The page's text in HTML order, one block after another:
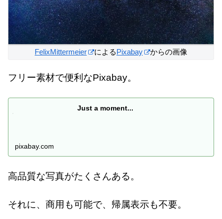
FelixMittermeier によるPixabay からの画像
フリー素材で便利なPixabay。
Just a moment...
pixabay.com
高品質な写真がたくさんある。
それに、商用も可能で、帰属表示も不要。